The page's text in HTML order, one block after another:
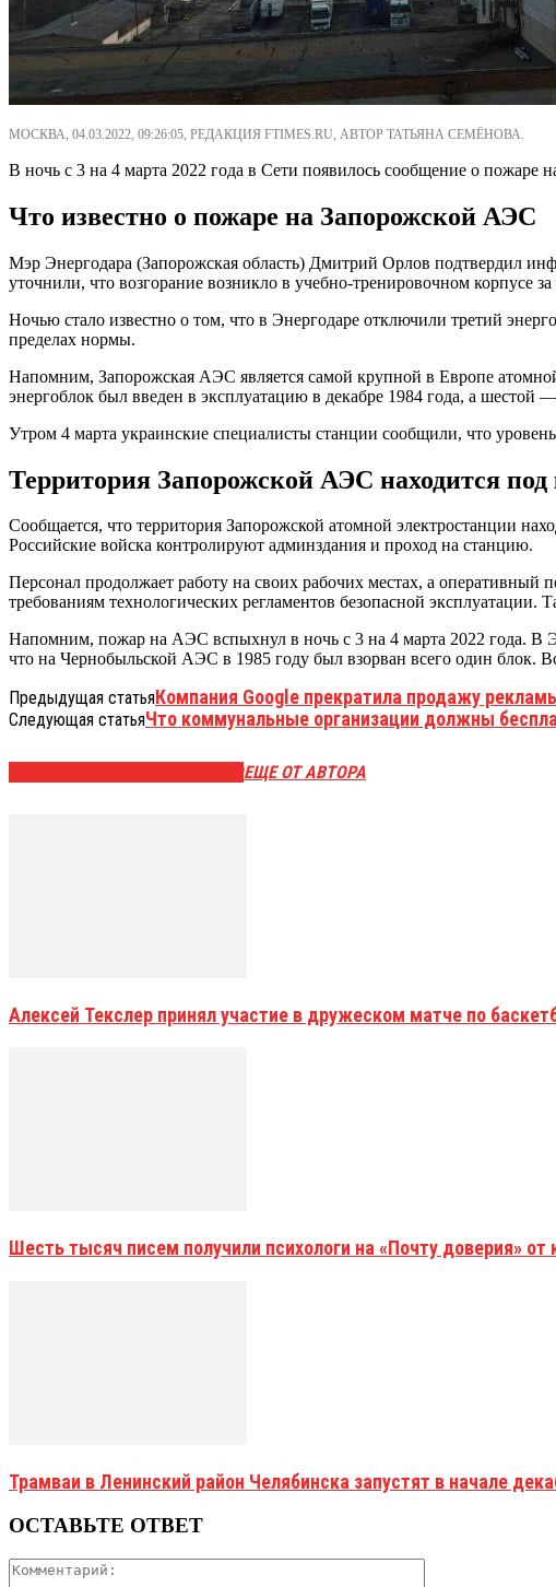
МОСКВА, 04.03.2022, 09:26:05, РЕДАКЦИЯ FTIMES.RU, АВТОР ТАТЬЯНА СЕМЁНОВА.
В ночь с 3 на 4 марта 2022 года в Сети появилось сообщение о
Что известно о пожаре на Запорожской АЭС
Мэр Энергодара (Запорожская область) Дмитрий Орлов подтвердил
уточнили, что возгорание возникло в учебно-тренировочном корпусе
Ночью стало известно о том, что в Энергодаре отключили третий
пределах нормы.
Напомним, Запорожская АЭС является самой крупной в Европе
энергоблок был введен в эксплуатацию в декабре 1984 года, а шестой
Утром 4 марта украинские специалисты станции сообщили, что
Территория Запорожской АЭС находится
Сообщается, что территория Запорожской атомной электростанции
Российские войска контролируют админздания и проход на станцию.
Персонал продолжает работу на своих рабочих местах, а оперативный
требованиям технологических регламентов безопасной
Напомним, пожар на АЭС вспыхнул в ночь с 3 на 4 марта 2022 года. В
что на Чернобыльской АЭС в 1985 году был взорван всего один блок.
Предыдущая статьяКомпания Google прекратила продажу
Следующая статьяЧто коммунальные организации должны
ЕЩЕ ОТ АВТОРА
Алексей Текслер принял участие в дружеском матче по
Шесть тысяч писем получили психологи на «Почту доверия»
Трамваи в Ленинский район Челябинска запустят в начале
ОСТАВЬТЕ ОТВЕТ